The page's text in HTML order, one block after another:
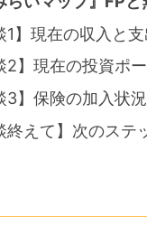
1】現在の収入と
2】現在の投資ポ
3】保険の加入状況
終えて】次のステ